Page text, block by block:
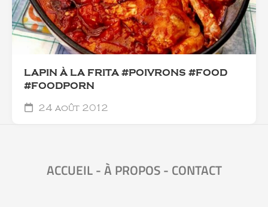
LAPIN À LA FRITA #POIVRONS #FOOD
#FOODPORN
24 août 2012
ACCUEIL-À PROPOS- CONTACT